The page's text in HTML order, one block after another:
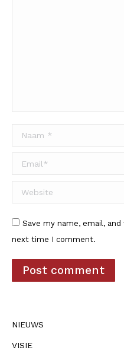
Naam *
Email *
Website
Save my name, email,
next time I comment.
Post comment
NIEUWS
VISIE